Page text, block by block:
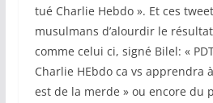
tué Charlie Hebdo ». Et ces
musulmans d’alourdir le
comme celui ci, signé Bilel: «
Charlie HEbdo ca vs apprendra
est de la merde » ou encore du